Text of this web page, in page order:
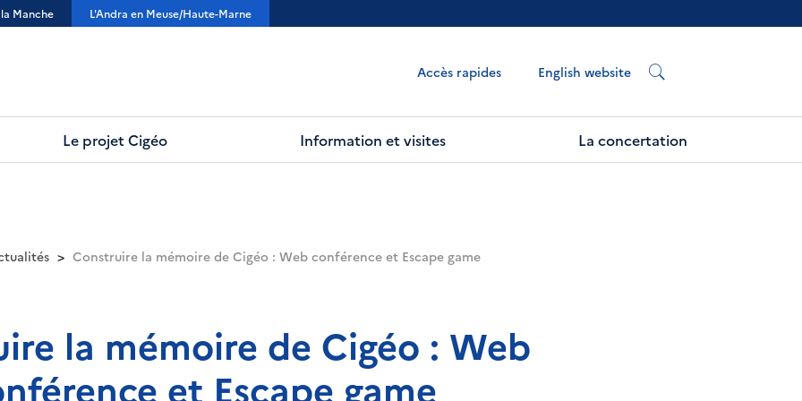
Manche L'Andra en Meuse/Haute-Marne
Accès rapides English website
Le projet Cigéo Information et visites La concertation
Construire la mémoire de Cigéo : Web conférence et Escape game
la mémoire de Cigéo : Web
et Escape game